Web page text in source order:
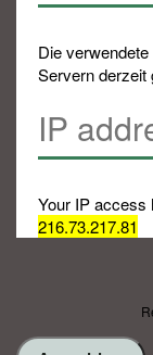
Die
Servern derzeit
IP
Your IP access
216.73.217.81